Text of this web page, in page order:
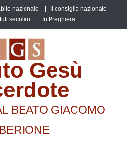
nazionale
Il consiglio nazionale
secolari In Preghiera
Gesù
BEATO GIACOMO